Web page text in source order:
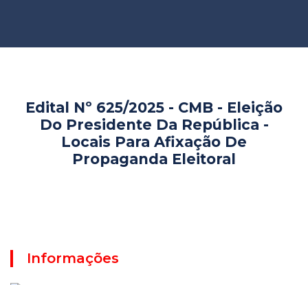
Edital Nº 625/2025 - CMB - Eleição
Do Presidente Da República -
Locais Para Afixação De
Propaganda Eleitoral
Informações